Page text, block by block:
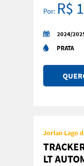
Por: R$
2024/
PRATA
Jorlan Lago
LT